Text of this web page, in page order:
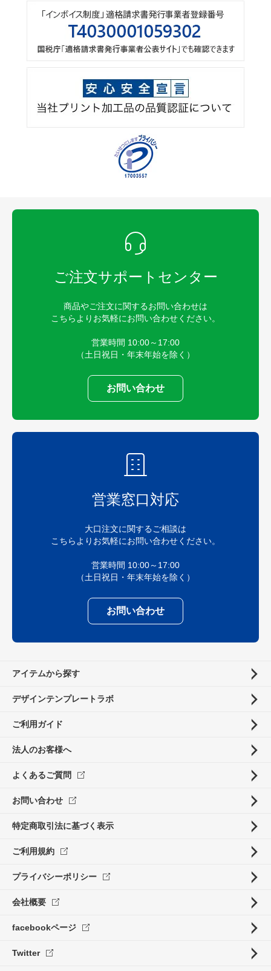
ご注文サポートセンター
商品やご注文に関するお問い合わせは
こちらよりお気軽にお問い合わせください。
営業時間 10:00～17:00
（土日祝日・年末年始を除く）
お問い合わせ
営業窓口対応
大口注文に関するご相談は
こちらよりお気軽にお問い合わせください。
営業時間 10:00～17:00
（土日祝日・年末年始を除く）
お問い合わせ
アイテムから探す
デザインテンプレートラボ
ご利用ガイド
法人のお客様へ
よくあるご質問
お問い合わせ
特定商取引法に基づく表示
ご利用規約
プライバシーポリシー
会社概要
facebookページ
Twitter